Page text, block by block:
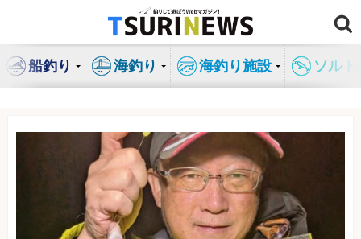
ン
船釣り 海釣り 海釣り施設 ソル